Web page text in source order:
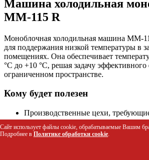
Машина холодильная
MM-115 R
Моноблочная холодильная машина MM-
для поддержания низкой температуры в
помещениях. Она обеспечивает
°C до +10 °C, решая задачу
ограниченном пространстве.
Кому будет полезен
Производственные цехи,
охлаждения продукции.
Складские помещения, где
низкую температуру.
Сайт использует файлы cookie, обрабатываемые Вашим
Подробнее в Политике обработки cookie.